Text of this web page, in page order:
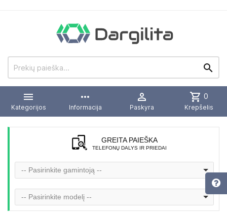


Kategorijos
more_horiz
Informacija

Paskyra
shopping_cart 0
Krepšelis
GREITA PAIEŠKA
TELEFONŲ DALYS IR PRIEDAI
-- Pasirinkite gamintoją --
-- Pasirinkite modelį --